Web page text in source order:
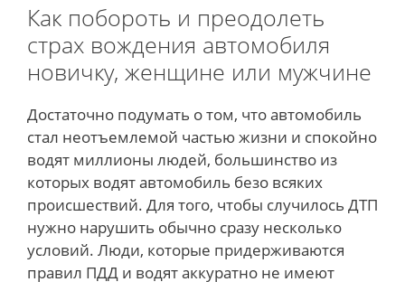
Как побороть и преодолеть
страх вождения автомобиля
новичку, женщине или мужчине
Достаточно подумать о том, что автомобиль
стал неотъемлемой частью жизни и спокойно
водят миллионы людей, большинство из
которых водят автомобиль безо всяких
происшествий. Для того, чтобы случилось ДТП
нужно нарушить обычно сразу несколько
условий. Люди, которые придерживаются
правил ПДД и водят аккуратно не имеют